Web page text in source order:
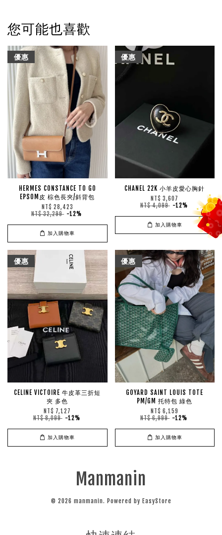
您可能也喜歡
優惠
HERMES CONSTANCE TO GO
EPSOM皮 棕色長夾/斜背包
NT$ 28,423
NT$ 32,299 -12%
加入購物車
優惠
CHANEL 22K 小羊皮愛心胸針
NT$ 3,607
NT$ 4,099 -12%
加入購物車
優惠
CELINE VICTOIRE 牛皮革三折短
夾 多色
NT$ 7,127
NT$ 8,099 -12%
加入購物車
優惠
GOYARD SAINT LOUIS TOTE
PM/GM 托特包 綠色
NT$ 6,159
NT$ 6,999 -12%
加入購物車
Manmanin
© 2026 manmanin. Powered by EasyStore